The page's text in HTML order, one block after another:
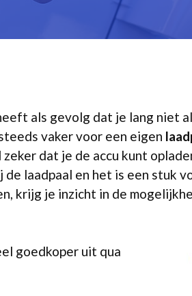
als gevolg dat je lang niet
vaker voor een eigen
dat je de accu kunt
laadpaal en het is een stuk
krijg je inzicht in de
goedkoper uit qua